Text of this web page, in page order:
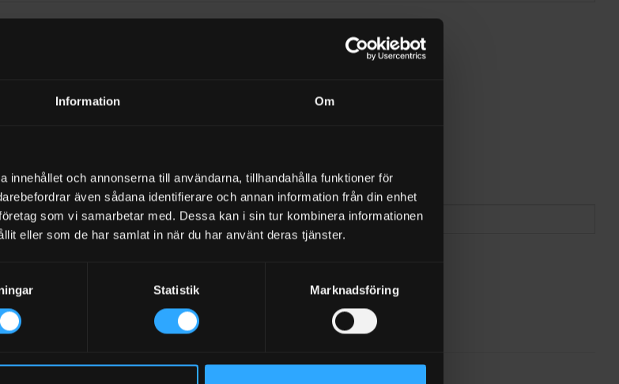
Information Om
innehållet och annonserna till användarna, tillhandahålla funktioner för
även sådana identifierare och annan information från din enhet
som vi samarbetar med. Dessa kan i sin tur kombinera informationen
eller som de har samlat in när du har använt deras tjänster.
Statistik Marknadsföring